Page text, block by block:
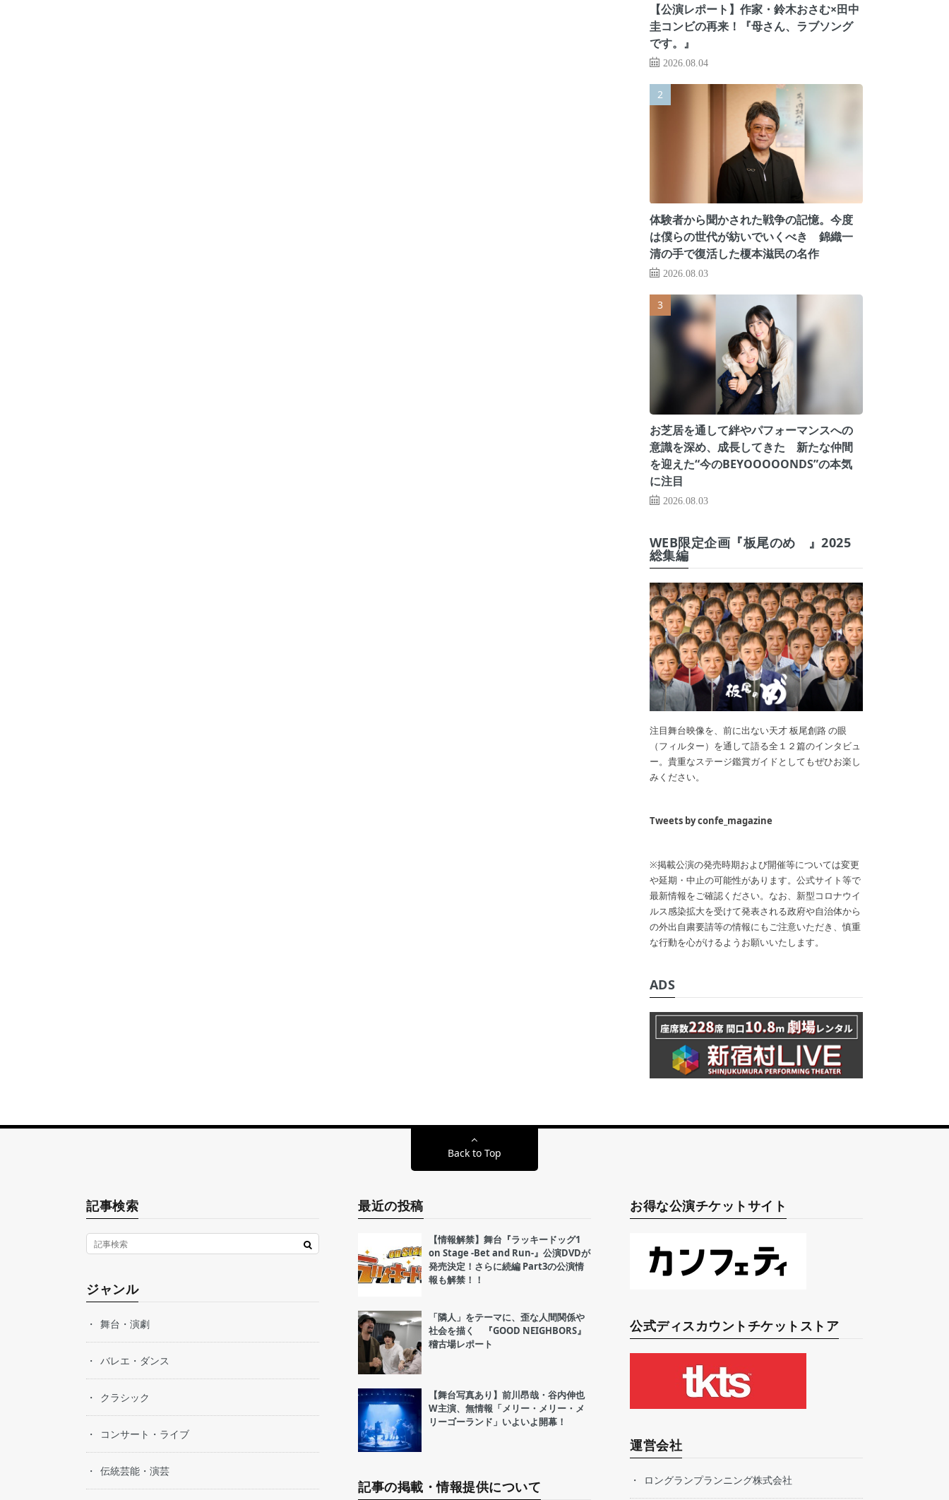
【公演レポート】作家・鈴木おさむ×田中
圭コンビの再来！『母さん、ラブソング
です。』
2026.08.04
体験者から聞かされた戦争の記憶。今度
は僕らの世代が紡いでいくべき 錦織一
清の手で復活した榎本滋民の名作
2026.08.03
お芝居を通して絆やパフォーマンスへの
意識を深め、成長してきた 新たな仲間
を迎えた“今のBEYOOOOONDS”の本気
に注目
2026.08.03
WEB限定企画『板尾のめ゙』2025
総集編
注目舞台映像を、前に出ない天才 板尾創路 の眼
（フィルター）を通して語る全１２篇のインタビュ
ー。貴重なステージ鑑賞ガイドとしてもぜひお楽し
みください。
Tweets by confe_magazine
※掲載公演の発売時期および開催等については変更
や延期・中止の可能性があります。公式サイト等で
最新情報をご確認ください。なお、新型コロナウイ
ルス感染拡大を受けて発表される政府や自治体から
の外出自粛要請等の情報にもご注意いただき、慎重
な行動を心がけるようお願いいたします。
ADS
Back to Top
記事検索
ジャンル
舞台・演劇
バレエ・ダンス
クラシック
コンサート・ライブ
伝統芸能・演芸
最近の投稿
【情報解禁】舞台『ラッキードッグ1
on Stage -Bet and Run-』公演DVDが
発売決定！さらに続編 Part3の公演情
報も解禁！！
「隣人」をテーマに、歪な人間関係や
社会を描く 『GOOD NEIGHBORS』
稽古場レポート
【舞台写真あり】前川昂哉・谷内伸也
W主演、無情報「メリー・メリー・メ
リーゴーランド」いよいよ開幕！
記事の掲載・情報提供について
お得な公演チケットサイト
公式ディスカウントチケットストア
運営会社
ロングランプランニング株式会社